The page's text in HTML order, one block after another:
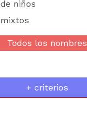
niños
Todos los nombres
+ criterios